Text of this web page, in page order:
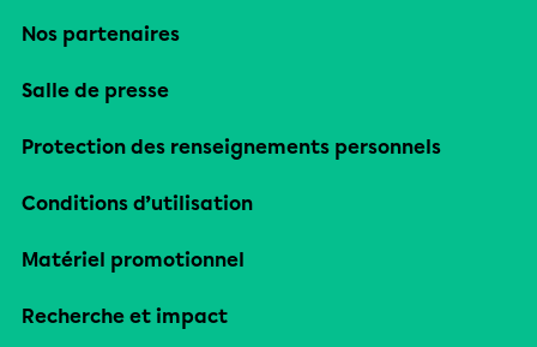
Nos partenaires
Salle de presse
Protection des renseignements personnels
Conditions d’utilisation
Matériel promotionnel
Recherche et impact